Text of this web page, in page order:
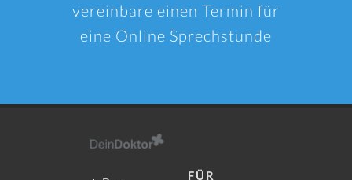
vereinbare einen Termin für
eine Online Sprechstunde
FÜR